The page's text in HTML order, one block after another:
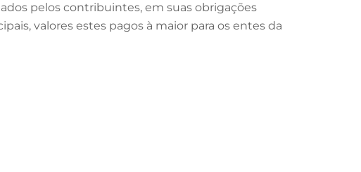
pelos contribuintes, em suas obrigações
valores estes pagos à maior para os entes da